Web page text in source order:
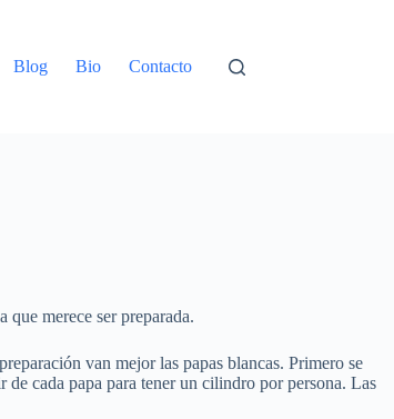
Blog Bio Contacto
que merece ser preparada.
van mejor las papas blancas. Primero se
cada papa para tener un cilindro por persona. Las